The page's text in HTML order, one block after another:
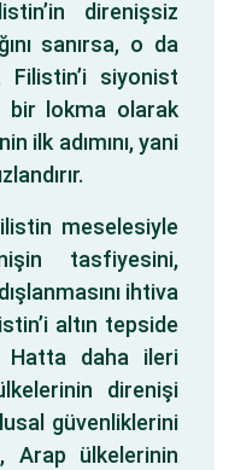
direnişsiz
sanırsa, o da
Filistin’i siyonist
bir lokma olarak
ilk adımını, yani
meselesiyle
tasfiyesini,
ihtiva
altın tepside
Hatta daha ileri
direnişi
güvenliklerini
Arap ülkelerinin